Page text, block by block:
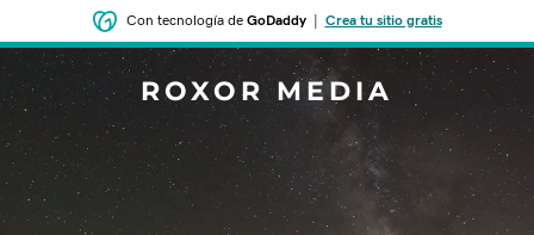
Con tecnología de GoDaddy| Crea tu sitio gratis
ROXOR MEDIA